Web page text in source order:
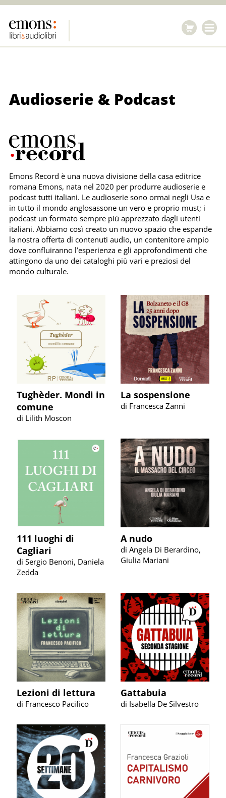
Serie
Podcast
Audioserie & Podcast
Emons Record è una nuova divisione della casa editrice
romana Emons, nata nel 2020 per produrre audioserie e
podcasttutti italiani. Le audioserie sono ormai negli Usa e
in tutto il mondo anglosassone un vero e proprio must; i
podcast un formato sempre più apprezzato dagli utenti
italiani. Abbiamo così creato un nuovo spazio che espande
la nostra offerta di contenuti audio, un contenitore ampio
dove confluiranno l’esperienza e gli approfondimenti che
attingono da uno dei cataloghi più vari e preziosi del
mondo culturale.
Tughèder. Mondi in
comune
di Lilith Moscon
La sospensione
di Francesca Zanni
111 luoghi di
Cagliari
di Sergio Benoni, Daniela
Zedda
A nudo
di Angela Di Berardino,
Giulia Mariani
Lezioni di lettura
di Francesco Pacifico
Gattabuia
di Isabella De Silvestro